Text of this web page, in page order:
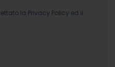
la Privacy Policy ed il